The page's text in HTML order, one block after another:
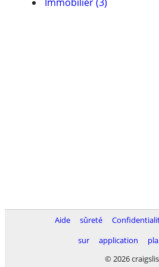
Aide sûreté
sur
application
© 2026